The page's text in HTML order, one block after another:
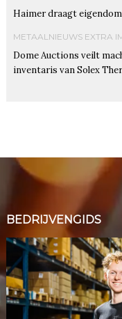
Haimer draagt
METAALNIEUWS EXTRA
Dome Auctions veilt
inventaris van Solex
BEDRIJVENGIDS